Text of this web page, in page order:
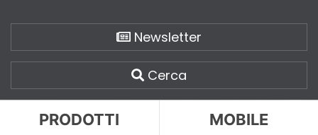
Newsletter
Cerca
PRODOTTI MOBILE